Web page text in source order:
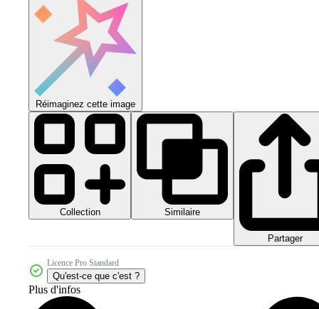
Réimaginez cette image
Collection Similaire
Partager
Licence Pro Standard
Qu'est-ce que c'est ?
Plus d'infos